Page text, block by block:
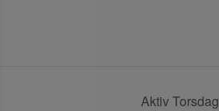
Aktiv Torsdag